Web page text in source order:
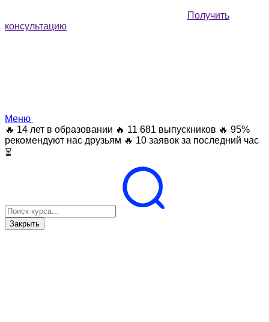
Получить
консультацию
Меню
🔥 14 лет в образовании 🔥 11 681 выпускников 🔥 95%
рекомендуют нас друзьям 🔥 10 заявок за последний час
⏳
Закрыть